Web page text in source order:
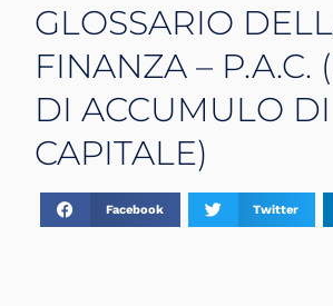
GLOSSARIO
FINANZA – P.A.C.
DI ACCUMULO DI
CAPITALE)
Facebook Twitter